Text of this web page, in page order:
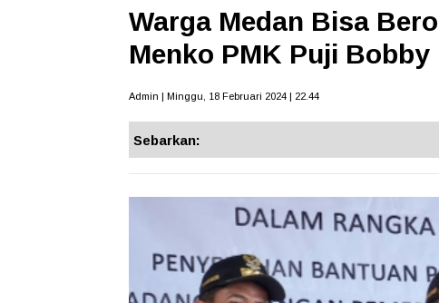
Warga Medan Bisa
Menko PMK Puji
Admin | Minggu, 18 Februari 2024 | 22.44
Sebarkan: